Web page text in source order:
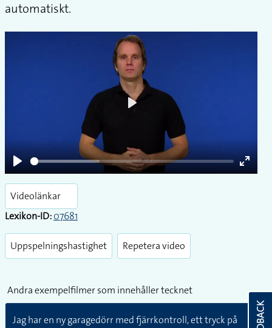
automatiskt.
Play
Enter
Videolänkar
Lexikon-ID:07681
Uppspelningshastighet Repetera video
Andra exempelfilmer som innehåller tecknet
Jag har en ny garagedörr med fjärrkontroll, ett tryck på